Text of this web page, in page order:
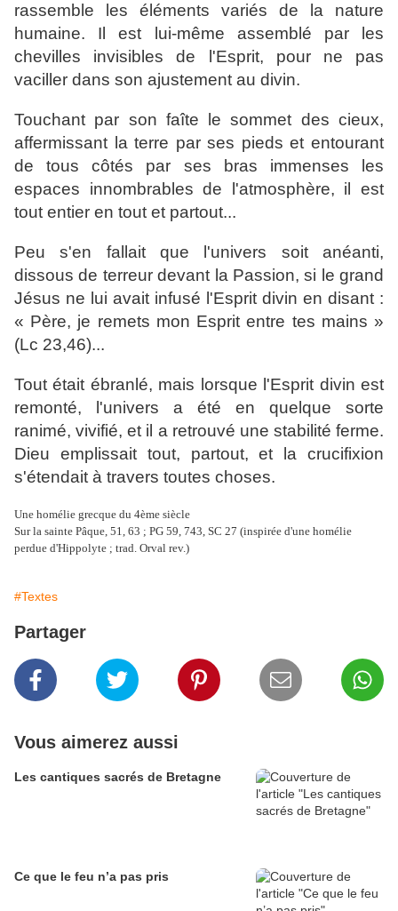
rassemble les éléments variés de la nature
humaine. Il est lui-même assemblé par les
chevilles invisibles de l'Esprit, pour ne pas
vaciller dans son ajustement au divin.
Touchant par son faîte le sommet des cieux,
affermissant la terre par ses pieds et entourant
de tous côtés par ses bras immenses les
espaces innombrables de l'atmosphère, il est
tout entier en tout et partout...
Peu s'en fallait que l'univers soit anéanti,
dissous de terreur devant la Passion, si le grand
Jésus ne lui avait infusé l'Esprit divin en disant :
« Père, je remets mon Esprit entre tes mains »
(Lc 23,46)...
Tout était ébranlé, mais lorsque l'Esprit divin est
remonté, l'univers a été en quelque sorte
ranimé, vivifié, et il a retrouvé une stabilité ferme.
Dieu emplissait tout, partout, et la crucifixion
s'étendait à travers toutes choses.
Une homélie grecque du 4ème siècle
Sur la sainte Pâque, 51, 63 ; PG 59, 743, SC 27 (inspirée d'une homélie
perdue d'Hippolyte ; trad. Orval rev.)
#Textes
Partager
Vous aimerez aussi
Les cantiques sacrés de Bretagne
Ce que le feu n’a pas pris